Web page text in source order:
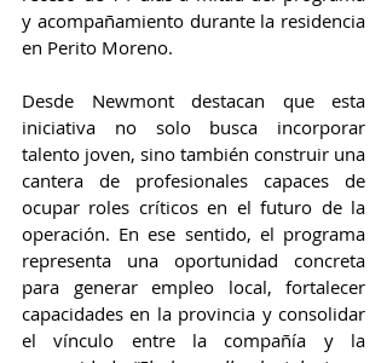
y acompañamiento durante la residencia
en Perito Moreno.
Desde Newmont destacan que esta
iniciativa no solo busca incorporar
talento joven, sino también construir una
cantera de profesionales capaces de
ocupar roles críticos en el futuro de la
operación. En ese sentido, el programa
representa una oportunidad concreta
para generar empleo local, fortalecer
capacidades en la provincia y consolidar
el vínculo entre la compañía y la